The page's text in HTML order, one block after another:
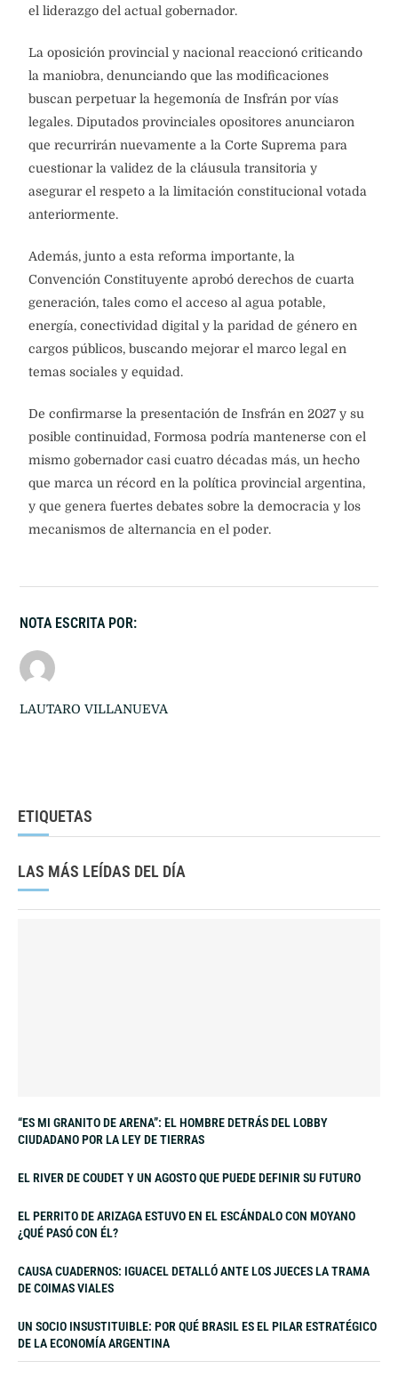
el liderazgo del actual gobernador.
La oposición provincial y nacional reaccionó criticando
la maniobra, denunciando que las modificaciones
buscan perpetuar la hegemonía de Insfrán por vías
legales. Diputados provinciales opositores anunciaron
que recurrirán nuevamente a la Corte Suprema para
cuestionar la validez de la cláusula transitoria y
asegurar el respeto a la limitación constitucional votada
anteriormente.
Además, junto a esta reforma importante, la
Convención Constituyente aprobó derechos de cuarta
generación, tales como el acceso al agua potable,
energía, conectividad digital y la paridad de género en
cargos públicos, buscando mejorar el marco legal en
temas sociales y equidad.
De confirmarse la presentación de Insfrán en 2027 y su
posible continuidad, Formosa podría mantenerse con el
mismo gobernador casi cuatro décadas más, un hecho
que marca un récord en la política provincial argentina,
y que genera fuertes debates sobre la democracia y los
mecanismos de alternancia en el poder.
NOTA ESCRITA POR:
LAUTARO VILLANUEVA
ETIQUETAS
LAS MÁS LEÍDAS DEL DÍA
“ES MI GRANITO DE ARENA”: EL HOMBRE DETRÁS DEL LOBBY
CIUDADANO POR LA LEY DE TIERRAS
EL RIVER DE COUDET Y UN AGOSTO QUE PUEDE DEFINIR SU FUTURO
EL PERRITO DE ARIZAGA ESTUVO EN EL ESCÁNDALO CON MOYANO
¿QUÉ PASÓ CON ÉL?
CAUSA CUADERNOS: IGUACEL DETALLÓ ANTE LOS JUECES LA TRAMA
DE COIMAS VIALES
UN SOCIO INSUSTITUIBLE: POR QUÉ BRASIL ES EL PILAR ESTRATÉGICO
DE LA ECONOMÍA ARGENTINA